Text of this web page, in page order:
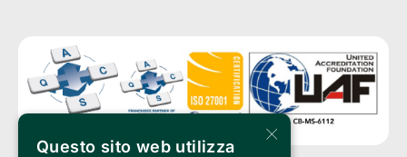
×
Questo sito web utilizza